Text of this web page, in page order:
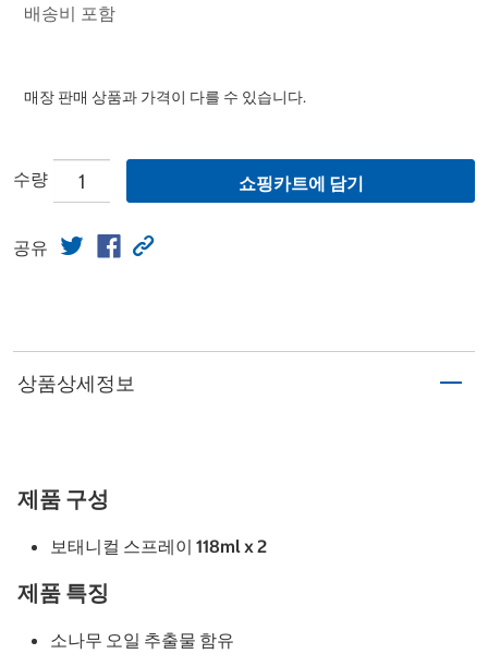
배송비 포함
매장 판매 상품과 가격이 다를 수 있습니다.
수량 쇼핑카트에 담기
공유
상품상세정보
제품 구성
보태니컬 스프레이 118ml x 2
제품 특징
소나무 오일 추출물 함유